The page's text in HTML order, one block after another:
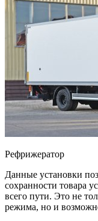
Рефрижератор
Данные установки
сохранности товара
всего пути. Это не
режима, но и